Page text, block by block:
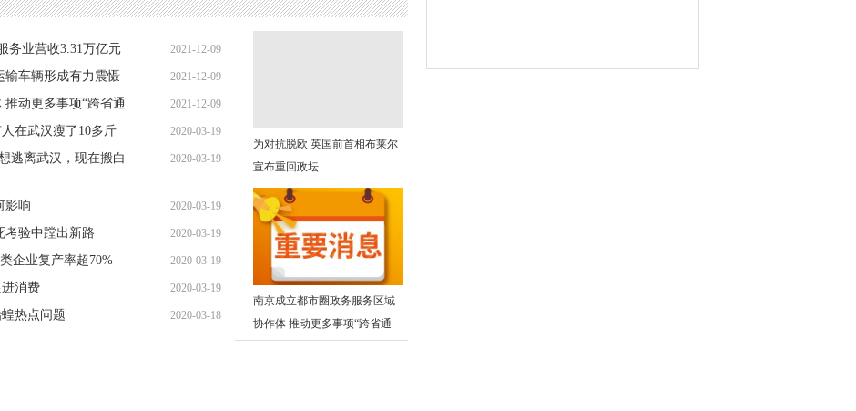
务业营收3.31万亿元 2021-12-09
09:22:26
输车辆形成有力震慑 2021-12-09
08:44:43
动更多事项“跨省通
2021-12-09
08:39:25
在武汉瘦了10多斤 2020-03-19
10:54:39
逃离武汉，现在搬白
2020-03-19
影响 2020-03-19
10:29:35
考验中蹚出新路 2020-03-19
08:51:20
企业复产率超70% 2020-03-19
08:51:20
消费 2020-03-19
08:27:02
热点问题 2020-03-18
为对抗脱欧 英国前首相布莱尔
宣布重回政坛
南京成立都市圈政务服务区域
协作体 推动更多事项“跨省通